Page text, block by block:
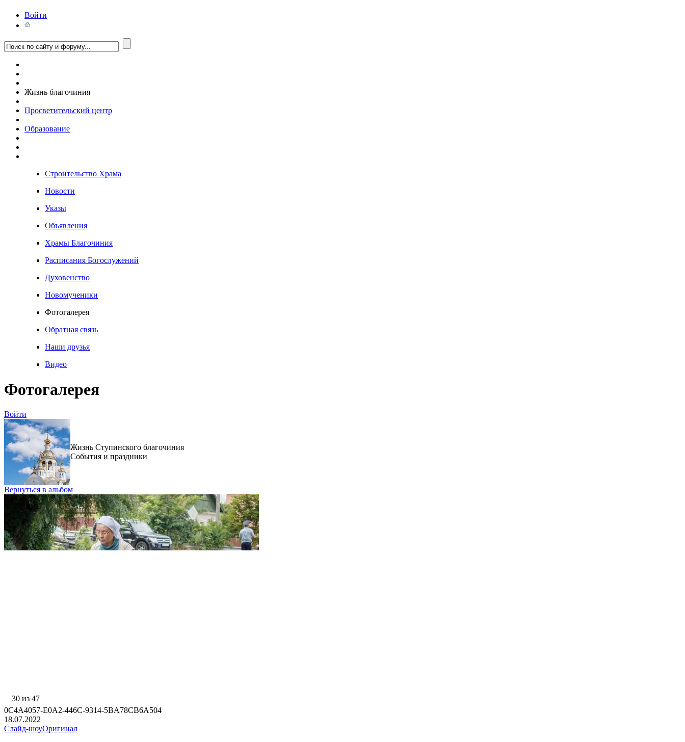
Войти
Жизнь благочиния
Просветительский центр
Образование
Строительство Храма
Новости
Указы
Объявления
Храмы Благочиния
Расписания Богослужений
Духовенство
Новомученики
Фотогалерея
Обратная связь
Наши друзья
Видео
Фотогалерея
Войти
Жизнь Ступинского благочиния
События и праздники
Вернуться в альбом
30 из 47
0C4A4057-E0A2-446C-9314-5BA78CB6A504
18.07.2022
Слайд-шоуОригинал